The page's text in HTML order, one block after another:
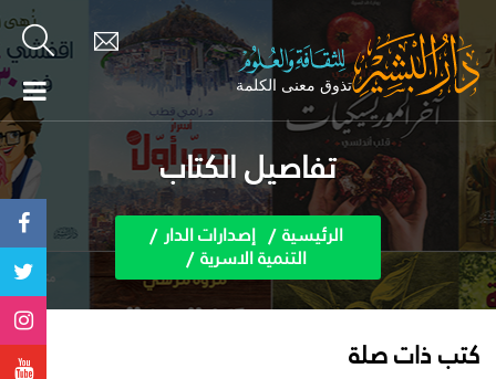
تفاصيل الكتاب
الرئيسية إصدارات الدار
التنمية الاسرية
كتب ذات صلة